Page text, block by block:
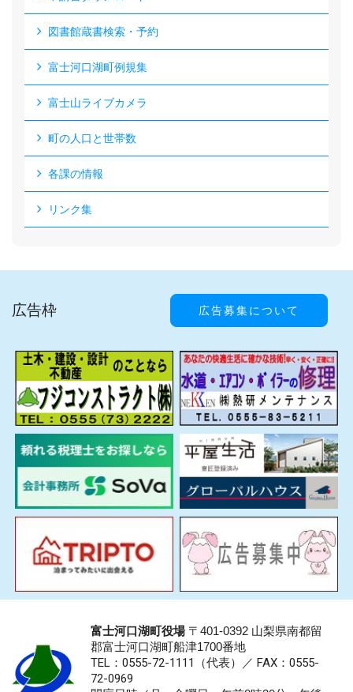
図書館蔵書検索・予約
富士河口湖町例規集
富士山ライブカメラ
町の人口と世帯数
各課の情報
リンク集
広告枠 広告募集について
富士河口湖町役場〒401-0392 山梨県南都留
郡富士河口湖町船津1700番地
TEL：0555-72-1111 （代表）／ FAX：0555-
72-0969